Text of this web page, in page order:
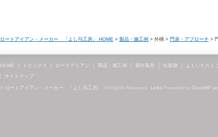
ロートアイアン・メーカー 「よし与工房」 HOME > 製品・施工例 > 外構 > 門扉・アプローチ >
HOME トピックス ロートアイアン 製品・施工例 製作風景 出版物
よくいただく
サイトマップ
ロートアイアン・メーカー 「よし与工房」 All Rights Reserved. Links Powered by GoodHP